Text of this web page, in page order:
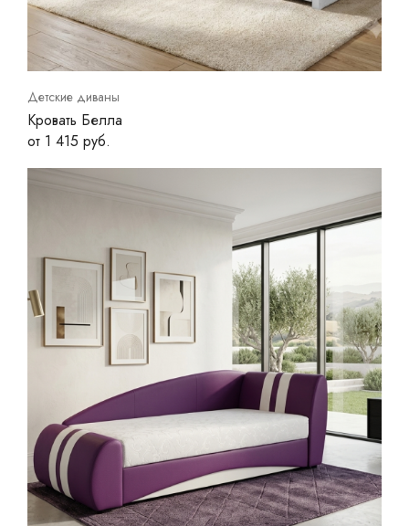
Детские диваны
Кровать Белла
от 1 415 руб.